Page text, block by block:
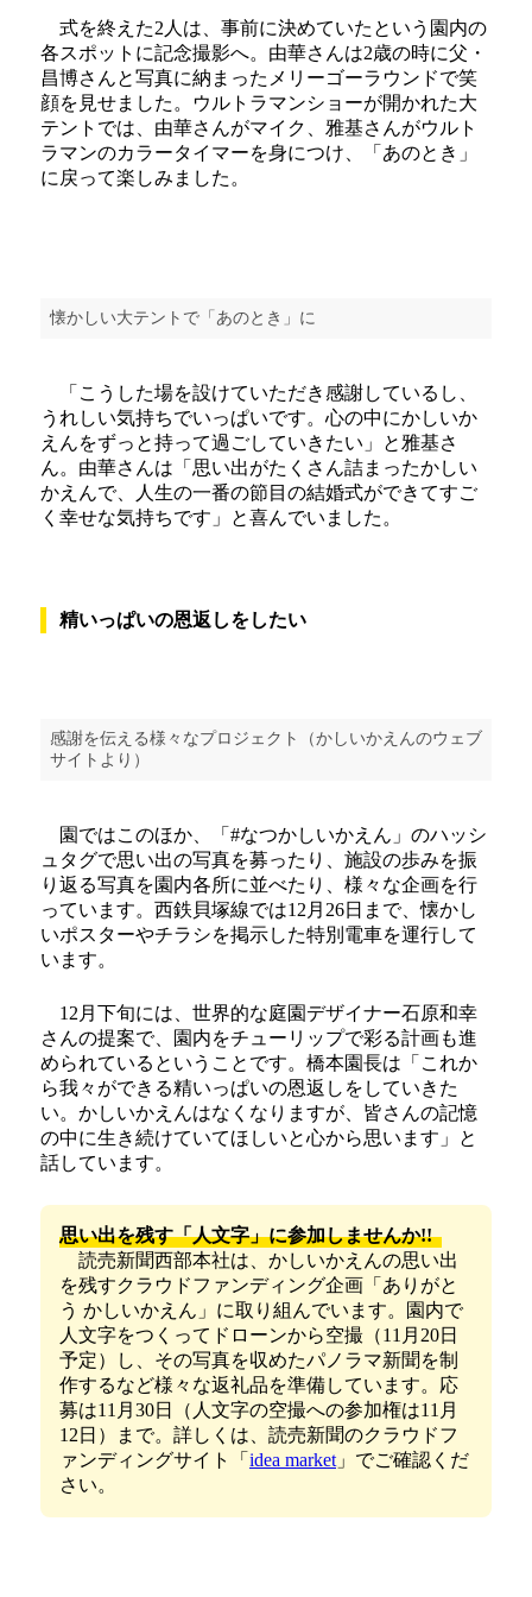
式を終えた2人は、事前に決めていたという園内の
各スポットに記念撮影へ。由華さんは2歳の時に父・
昌博さんと写真に納まったメリーゴーラウンドで笑
顔を見せました。ウルトラマンショーが開かれた大
テントでは、由華さんがマイク、雅基さんがウルト
ラマンのカラータイマーを身につけ、「あのとき」
に戻って楽しみました。
懐かしい大テントで「あのとき」に
「こうした場を設けていただき感謝しているし、
うれしい気持ちでいっぱいです。心の中にかしいか
えんをずっと持って過ごしていきたい」と雅基さ
ん。由華さんは「思い出がたくさん詰まったかしい
かえんで、人生の一番の節目の結婚式ができてすご
く幸せな気持ちです」と喜んでいました。
精いっぱいの恩返しをしたい
感謝を伝える様々なプロジェクト（かしいかえんのウェブ
サイトより）
園ではこのほか、「#なつかしいかえん」のハッシ
ュタグで思い出の写真を募ったり、施設の歩みを振
り返る写真を園内各所に並べたり、様々な企画を行
っています。西鉄貝塚線では12月26日まで、懐かし
いポスターやチラシを掲示した特別電車を運行して
います。
12月下旬には、世界的な庭園デザイナー石原和幸
さんの提案で、園内をチューリップで彩る計画も進
められているということです。橋本園長は「これか
ら我々ができる精いっぱいの恩返しをしていきた
い。かしいかえんはなくなりますが、皆さんの記憶
の中に生き続けていてほしいと心から思います」と
話しています。
思い出を残す「人文字」に参加しませんか!!
読売新聞西部本社は、かしいかえんの思い出
を残すクラウドファンディング企画「ありがと
う かしいかえん」に取り組んでいます。園内で
人文字をつくってドローンから空撮（11月20日
予定）し、その写真を収めたパノラマ新聞を制
作するなど様々な返礼品を準備しています。応
募は11月30日（人文字の空撮への参加権は11月
12日）まで。詳しくは、読売新聞のクラウドフ
ァンディングサイト「 idea market 」でご確認くだ
さい。